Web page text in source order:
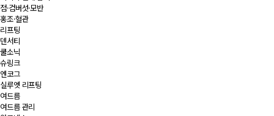
점·검버섯·모반
홍조·혈관
리프팅
덴서티
쿨소닉
슈링크
엔코그
실루엣 리프팅
여드름
여드름 관리